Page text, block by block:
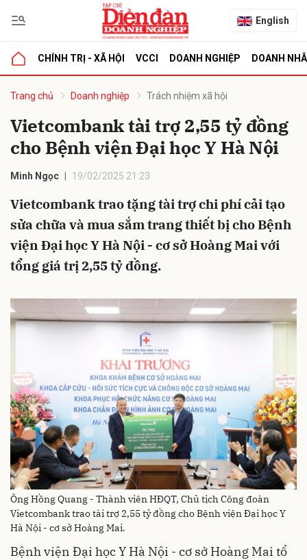
English
CHÍNH TRỊ - XÃ HỘI VCCI DOANH NGHIỆP DOANH
Trang chủ Doanh nghiệp Trách nhiệm xã hội
Vietcombank tài trợ 2,55 tỷ đồng
cho Bệnh viện Đại học Y Hà Nội
Minh Ngọc 19/02/2025 21:23
Vietcombank trao tặng tài trợ chi phí cải tạo
sửa chữa và mua sắm trang thiết bị cho Bệnh
viện Đại học Y Hà Nội - cơ sở Hoàng Mai với
tổng giá trị 2,55 tỷ đồng.
Ông Hồng Quang - Thành viên HĐQT, Chủ tịch Công đoàn
Vietcombank trao tài trợ 2,55 tỷ đồng cho Bệnh viện Đại học Y
Hà Nội - cơ sở Hoàng Mai.
Bệnh viện Đại học Y Hà Nội - cơ sở Hoàng Mai tổ
luận
Hủy